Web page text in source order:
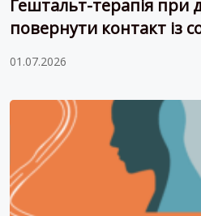
Гештальт-терапія при
повернути контакт із
01.07.2026